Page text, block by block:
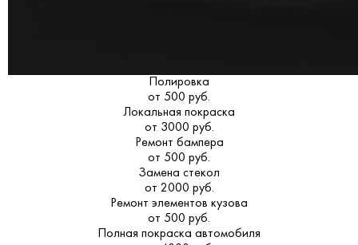
Полировка
от 500 руб.
Локальная покраска
от 3000 руб.
Ремонт бампера
от 500 руб.
Замена стекол
от 2000 руб.
Ремонт элементов кузова
от 500 руб.
Полная покраска автомобиля